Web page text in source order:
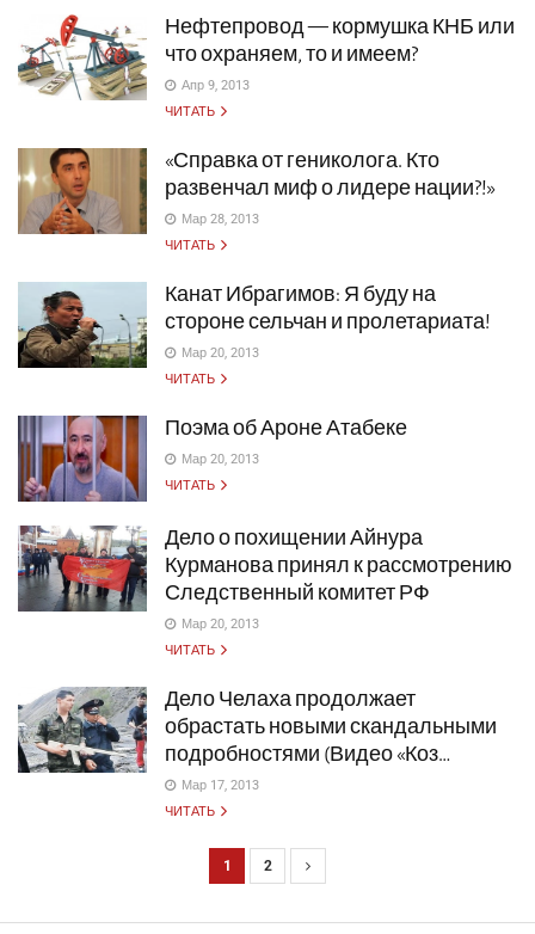
Нефтепровод — кормушка КНБ или
что охраняем, то и имеем?
Апр 9, 2013
ЧИТАТЬ
«Справка от гениколога. Кто
развенчал миф о лидере нации?!»
Мар 28, 2013
ЧИТАТЬ
Канат Ибрагимов: Я буду на
стороне сельчан и пролетариата!
Мар 20, 2013
ЧИТАТЬ
Поэма об Ароне Атабеке
Мар 20, 2013
ЧИТАТЬ
Дело о похищении Айнура
Курманова принял к рассмотрению
Следственный комитет РФ
Мар 20, 2013
ЧИТАТЬ
Дело Челаха продолжает
обрастать новыми скандальными
подробностями (Видео «Коз…
Мар 17, 2013
ЧИТАТЬ
1 2